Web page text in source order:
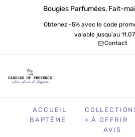
Bougies Parfumées, Fait-
Obtenez -5% avec le code
valable jusqu'au
Contact
ACCUEIL
BAPTÊME
+ À OFFRIR
AVIS